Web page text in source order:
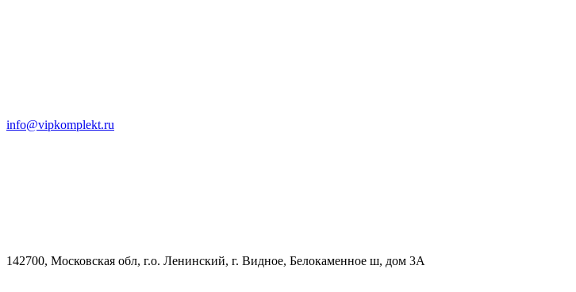
info@vipkomplekt.ru
142700, Московская обл, г.о. Ленинский, г. Видное, Белокаменное ш, дом 3А